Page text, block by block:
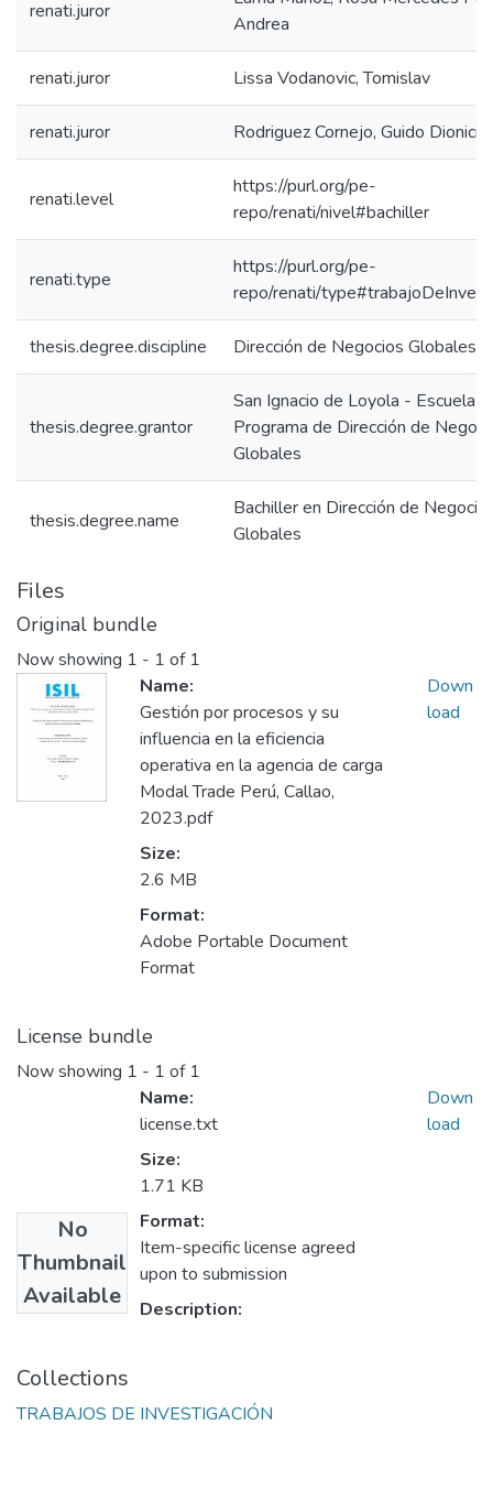
renati.juror
Andrea
renati.juror Lissa Vodanovic, Tomislav
renati.juror Rodriguez Cornejo, Guido Dionicio
renati.level
https://purl.org/pe-
repo/renati/nivel#bachiller
renati.type
https://purl.org/pe-
repo/renati/
thesis.degree.discipline Dirección de Negocios Globales
thesis.degree.grantor
San Ignacio de Loyola - Escuela
Programa de Dirección de
Globales
thesis.degree.name
Bachiller en Dirección de
Globales
Files
Original bundle
Now showing 1 - 1 of 1
Name:
Gestión por procesos y su
influencia en la eficiencia
operativa en la agencia de carga
Modal Trade Perú, Callao,
2023.pdf
Size:
2.6 MB
Format:
Adobe Portable Document
Format
Down
load
License bundle
Now showing 1 - 1 of 1
No
Thumbnail
Available
Name:
license.txt
Size:
1.71 KB
Format:
Item-specific license agreed
upon to submission
Description:
Down
load
Collections
TRABAJOS DE INVESTIGACIÓN